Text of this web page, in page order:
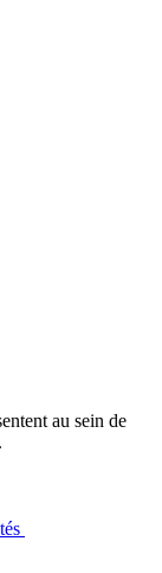
au sein de